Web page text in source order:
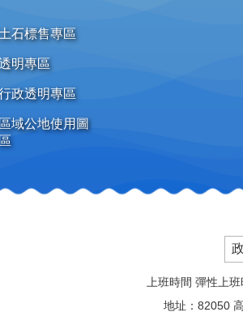
石標售專區
明專區
政透明專區
域公地使用圖
上班時間 彈性上
地址：82050